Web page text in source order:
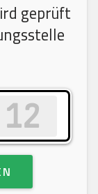
geprüft